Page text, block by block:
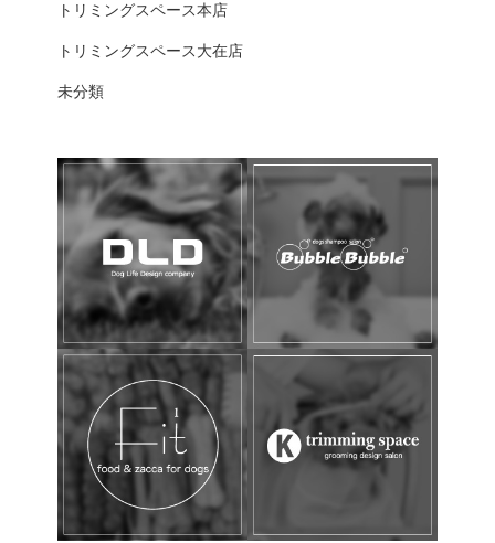
トリミングスペース本店
トリミングスペース大在店
未分類